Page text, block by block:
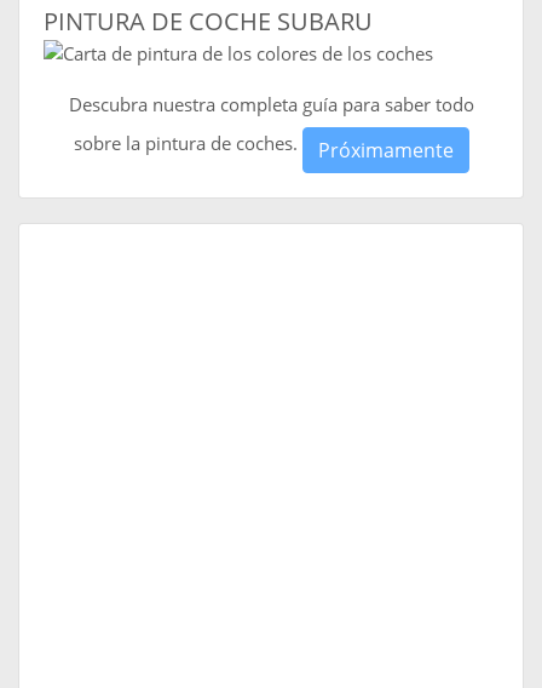
PINTURA DE COCHE SUBARU
Descubra nuestra completa guía para saber todo
sobre la pintura de coches.
Próximamente